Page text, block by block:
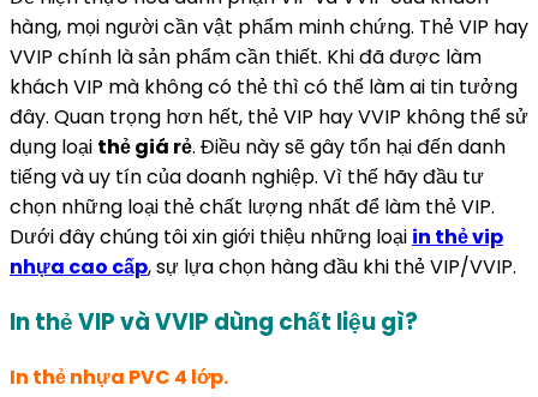
hàng, mọi người cần vật phẩm minh chứng. Thẻ VIP hay
VVIP chính là sản phẩm cần thiết. Khi đã được làm
khách VIP mà không có thẻ thì có thể làm ai tin tưởng
đây. Quan trọng hơn hết, thẻ VIP hay VVIP không thể sử
dụng loại thẻ giá rẻ. Điều này sẽ gây tổn hại đến danh
tiếng và uy tín của doanh nghiệp. Vì thế hãy đầu tư
chọn những loại thẻ chất lượng nhất để làm thẻ VIP.
Dưới đây chúng tôi xin giới thiệu những loại in thẻ vip
nhựa cao cấp, sự lựa chọn hàng đầu khi thẻ VIP/VVIP.
In thẻ VIP và VVIP dùng chất liệu gì?
In thẻ nhựa PVC 4 lớp.